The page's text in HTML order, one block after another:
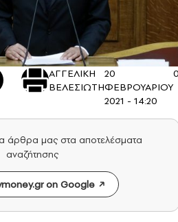
ΑΓΓΕΛΙΚΗ
ΒΕΛΕΣΙΩΤΗ
20
ΦΕΒΡΟΥΑΡΙΟΥ
2021 - 14:20
άρθρα μας στα αποτελέσματα
αναζήτησης
on Google